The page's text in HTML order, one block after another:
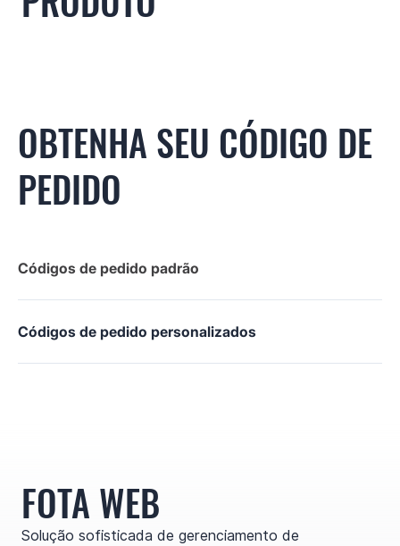
OBTENHA SEU CÓDIGO DE
PEDIDO
Códigos de pedido padrão
Códigos de pedido personalizados
FOTA WEB
Solução sofisticada de gerenciamento de